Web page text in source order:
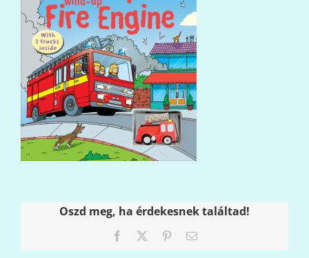
Oszd meg, ha érdekesnek találtad!
Facebook PinterestEmail: